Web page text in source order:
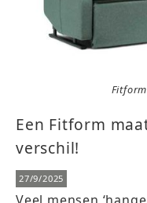
Een Fitform
verschil!
27/9/2025